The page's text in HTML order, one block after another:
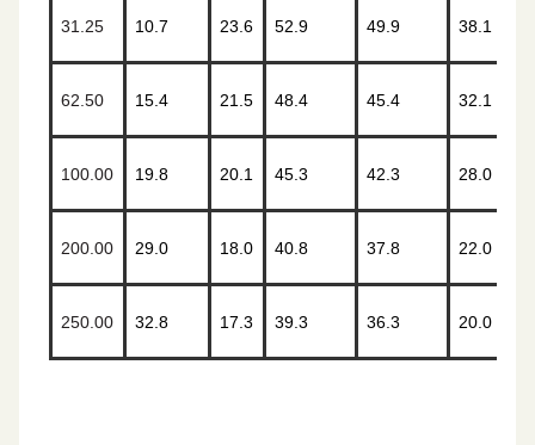
31.25 10.7 23.6 52.9 49.9 38.1
62.50 15.4 21.5 48.4 45.4 32.1
100.00 19.8 20.1 45.3 42.3 28.0
200.00 29.0 18.0 40.8 37.8 22.0
250.00 32.8 17.3 39.3 36.3 20.0